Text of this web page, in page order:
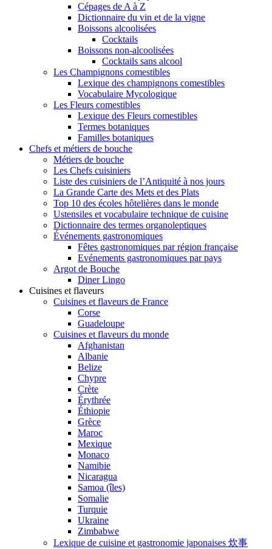
Cépages de A à Z
Dictionnaire du vin et de la vigne
Boissons alcoolisées
Cocktails
Boissons non-alcoolisées
Cocktails sans alcool
Les Champignons comestibles
Lexique des champignons comestibles
Vocabulaire Mycologique
Les Fleurs comestibles
Lexique des Fleurs comestibles
Termes botaniques
Familles botaniques
Chefs et métiers de bouche
Métiers de bouche
Les Chefs cuisiniers
Liste des cuisiniers de l’Antiquité à nos jours
La Grande Carte des Mets et des Plats
Top 10 des écoles hôtelières dans le monde
Ustensiles et vocabulaire technique de cuisine
Dictionnaire des termes organoleptiques
Événements gastronomiques
Fêtes gastronomiques par région française
Evénements gastronomiques par pays
Argot de Bouche
Diner Lingo
Cuisines et flaveurs
Cuisines et flaveurs de France
Corse
Guadeloupe
Cuisines et flaveurs du monde
Afghanistan
Albanie
Belize
Chypre
Crète
Érythrée
Éthiopie
Grèce
Maroc
Mexique
Monaco
Namibie
Nicaragua
Samoa (îles)
Somalie
Turquie
Ukraine
Zimbabwe
Lexique de cuisine et gastronomie japonaises 炊事